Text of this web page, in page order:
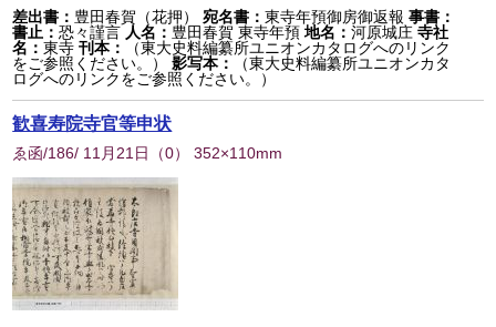
差出書： 豊田春賀（花押） 宛名書：東寺年預御房御返報 事書：
書止：恐々謹言 人名： 豊田春賀 東寺年預 地名：河原城庄 寺社
名：東寺 刊本：
（東大史料編纂所ユニオンカタログへのリンク
をご参照ください。）
影写本：
（東大史料編纂所ユニオンカタ
ログへのリンクをご参照ください。）
歓喜寿院寺官等申状
ゑ函/186/ 11月21日 （0） 352×110mm